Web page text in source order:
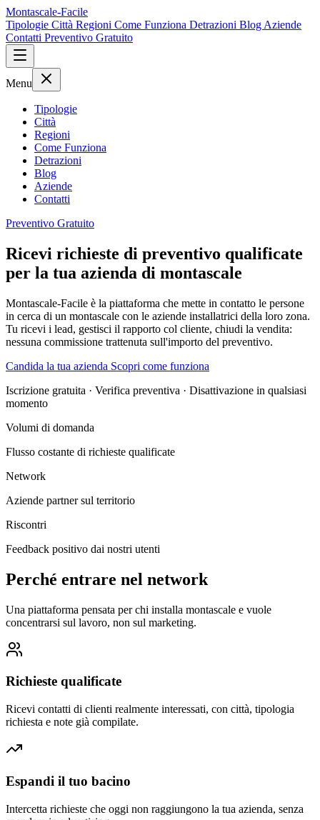
Montascale-Facile
Tipologie Città Regioni Come Funziona Detrazioni Blog Aziende
Contatti Preventivo Gratuito
Menu
Tipologie
Città
Regioni
Come Funziona
Detrazioni
Blog
Aziende
Contatti
Preventivo Gratuito
Ricevi richieste di preventivo qualificate
per la tua azienda di montascale
Montascale-Facile è la piattaforma che mette in contatto le persone
in cerca di un montascale con le aziende installatrici della loro zona.
Tu ricevi i lead, gestisci il rapporto col cliente, chiudi la vendita:
nessuna commissione trattenuta sull'importo del preventivo.
Candida la tua azienda Scopri come funziona
Iscrizione gratuita · Verifica preventiva · Disattivazione in qualsiasi
momento
Volumi di domanda
flusso costante di richieste qualificate
Network
aziende partner sul territorio
Riscontri
feedback positivo dai nostri utenti
Perché entrare nel network
Una piattaforma pensata per chi installa montascale e vuole
concentrarsi sul lavoro, non sul marketing.
Richieste qualificate
Ricevi contatti di clienti realmente interessati, con città, tipologia
richiesta e note già compilate.
Espandi il tuo bacino
Intercetta richieste che oggi non raggiungono la tua azienda, senza